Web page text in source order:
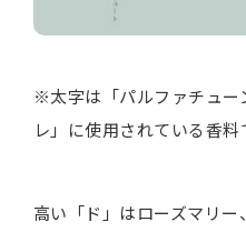
※太字は「パルファチュー
レ」に使用されている香料
高い「ド」はローズマリ